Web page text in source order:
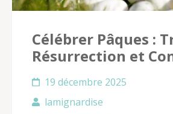
Célébrer Pâques :
Résurrection et
19 décembre 2025
lamignardise